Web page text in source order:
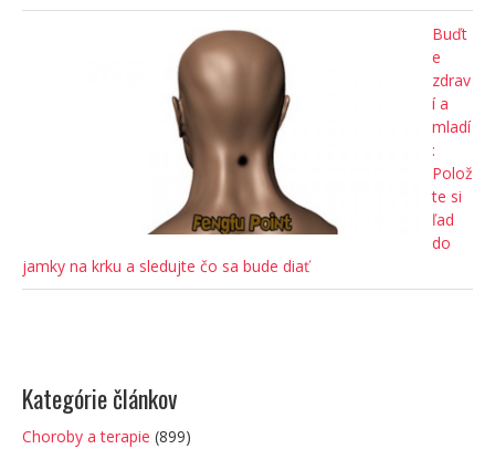
Buďt
e
zdrav
í a
mladí
:
Polož
te si
ľad
do
jamky na krku a sledujte čo sa bude diať
Kategórie článkov
Choroby a terapie (899)